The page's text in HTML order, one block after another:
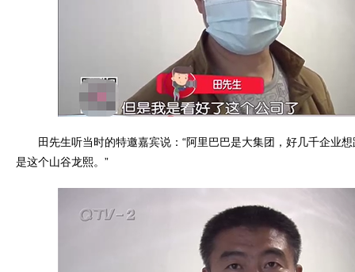
田先生听当时的特邀嘉宾说：“阿里巴巴是大集团，好几千企业想
是这个山谷龙熙。”